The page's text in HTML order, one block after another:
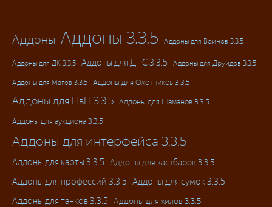
Аддоны Аддоны 3.3.5 Аддоны для Воинов 3.3.5
Аддоны для ДК 3.3.5 Аддоны для ДПС 3.3.5 Аддоны для Друидов 3.3.5
Аддоны для Магов 3.3.5 Аддоны для Охотников 3.3.5
Аддоны для ПвП 3.3.5 Аддоны для Шаманов 3.3.5
Аддоны для аукциона 3.3.5
Аддоны для интерфейса 3.3.5
Аддоны для карты 3.3.5 Аддоны для кастбаров 3.3.5
Аддоны для профессий 3.3.5 Аддоны для сумок 3.3.5
Аддоны для танков 3.3.5 Аддоны для хилов 3.3.5